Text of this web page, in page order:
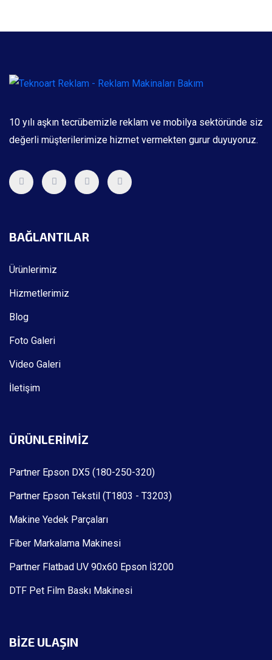
10 yılı aşkın tecrübemizle reklam ve mobilya sektöründe siz
değerli müşterilerimize hizmet vermekten gurur duyuyoruz.
BAĞLANTILAR
Ürünlerimiz
Hizmetlerimiz
Blog
Foto Galeri
Video Galeri
İletişim
ÜRÜNLERIMIZ
Partner Epson DX5 (180-250-320)
Partner Epson Tekstil (T1803 - T3203)
Makine Yedek Parçaları
Fiber Markalama Makinesi
Partner Flatbad UV 90x60 Epson İ3200
DTF Pet Film Baskı Makinesi
BIZE ULAŞIN